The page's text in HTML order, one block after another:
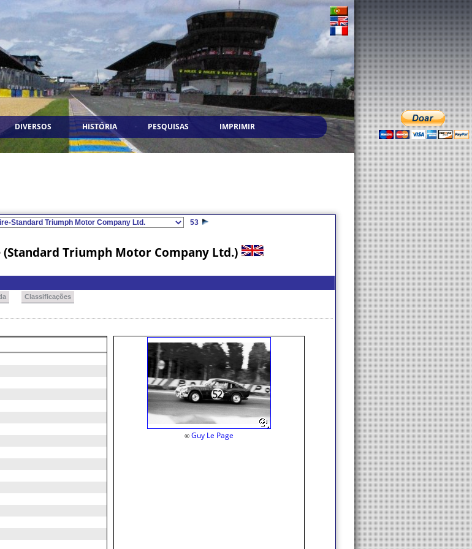
DIVERSOS HISTÓRIA PESQUISAS IMPRIMIR
53
Triumph Motor Company Ltd.)
Classificações
© Guy Le Page